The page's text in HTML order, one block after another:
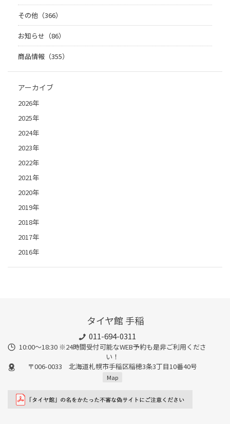
その他（366）
お知らせ（86）
商品情報（355）
アーカイブ
2026年
2025年
2024年
2023年
2022年
2021年
2020年
2019年
2018年
2017年
2016年
タイヤ館 手稲
011-694-0311
10:00～18:30 ※24時間受付可能なWEB予約も是非ご利用くださ
い！
〒006-0033 北海道札幌市手稲区稲穂3条3丁目10番40号
Map